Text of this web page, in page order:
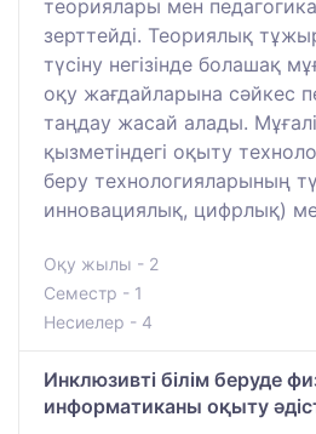
теориялары мен
зерттейді. Теориялық
түсіну негізінде болашақ
оқу жағдайларына сәйкес
таңдау жасай алады.
қызметіндегі оқыту
беру технологияларының
инновациялық, цифрлық)
Оқу жылы - 2
Семестр - 1
Несиелер - 4
Инклюзивті білім беруде
информатиканы оқыту